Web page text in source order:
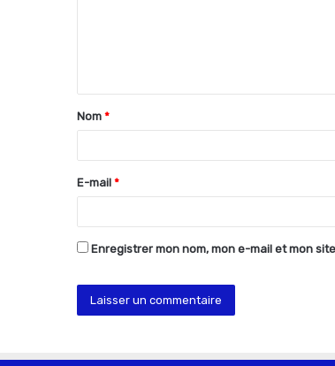
t
a
e
*
Nom *
E-mail *
Enregistrer mon nom, mon e-mail et mon